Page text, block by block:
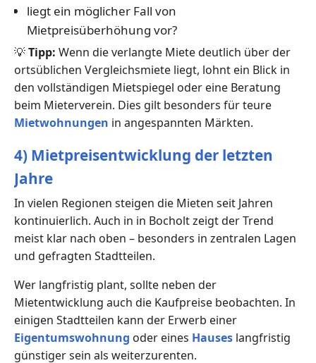
liegt ein möglicher Fall von
Mietpreisüberhöhung vor?
💡Tipp: Wenn die verlangte Miete deutlich über der
ortsüblichen Vergleichsmiete liegt, lohnt ein Blick in
den vollständigen Mietspiegel oder eine Beratung
beim Mieterverein. Dies gilt besonders für teure
Mietwohnungen in angespannten Märkten.
4) Mietpreisentwicklung der letzten
Jahre
In vielen Regionen steigen die Mieten seit Jahren
kontinuierlich. Auch in in Bocholt zeigt der Trend
meist klar nach oben – besonders in zentralen Lagen
und gefragten Stadtteilen.
Wer langfristig plant, sollte neben der
Mietentwicklung auch die Kaufpreise beobachten. In
einigen Stadtteilen kann der Erwerb einer
Eigentumswohnung oder eines Hauses langfristig
günstiger sein als weiterzurenten.